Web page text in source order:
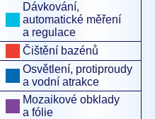
Dávkování,
automatické měření
a regulace
Čištění bazénů
Osvětlení, protiproudy
a vodní atrakce
Mozaikové obklady
a fólie